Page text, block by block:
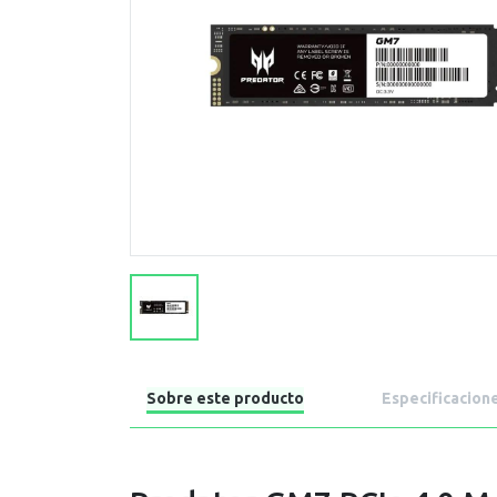
Sobre este producto